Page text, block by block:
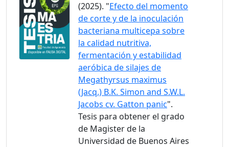
(2025). "Efecto del momento
de corte y de la inoculación
bacteriana multicepa sobre
la calidad nutritiva,
fermentación y estabilidad
aeróbica de silajes de
Megathyrsus maximus
(Jacq.) B.K. Simon and S.W.L.
Jacobs cv. Gatton panic".
Tesis para obtener el grado
de Magister de la
Universidad de Buenos Aires